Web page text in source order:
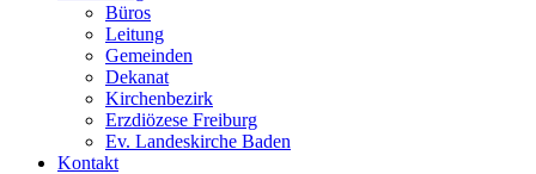
Büros
Leitung
Gemeinden
Dekanat
Kirchenbezirk
Erzdiözese Freiburg
Ev. Landeskirche Baden
Kontakt